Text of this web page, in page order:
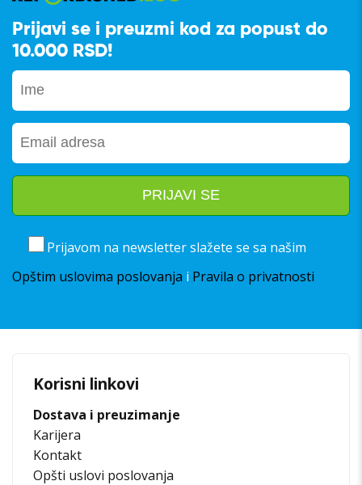
Prijavi se i preuzmi kod za popust do
10.000 RSD!
Prijavom na newsletter slažete se sa našim
Opštim uslovima poslovanja i Pravila o privatnosti
Korisni linkovi
Dostava i preuzimanje
Karijera
Kontakt
Opšti uslovi poslovanja